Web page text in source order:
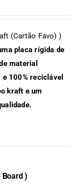
(Cartão Favo) )
placa rígida de
material
100% reciclável
kraft e um
Board )